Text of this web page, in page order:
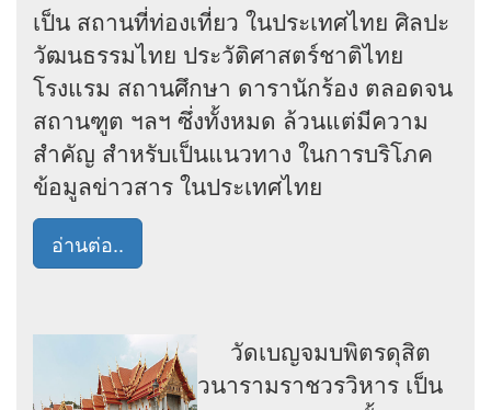
เป็น สถานที่ท่องเที่ยว ในประเทศไทย ศิลปะ
วัฒนธรรมไทย ประวัติศาสตร์ชาติไทย
โรงแรม สถานศึกษา ดารานักร้อง ตลอดจน
สถานฑูต ฯลฯ ซึ่งทั้งหมด ล้วนแต่มีความ
สำคัญ สำหรับเป็นแนวทาง ในการบริโภค
ข้อมูลข่าวสาร ในประเทศไทย
อ่านต่อ..
วัดเบญจมบพิตรดุสิต
วนารามราชวรวิหาร เป็น